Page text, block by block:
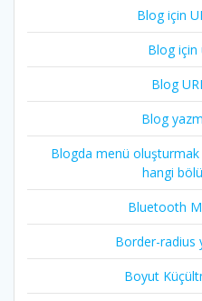
Blog için
Blog için
Blog
Blog
Blogda menü
hangi
Bluetooth
Border-radius
Boyut